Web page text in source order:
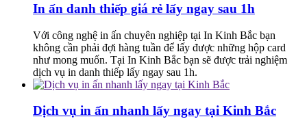
In ấn danh thiếp giá rẻ lấy ngay sau 1h
Với công nghệ in ấn chuyên nghiệp tại In Kinh Bắc bạn
không cần phải đợi hàng tuần để lấy được những hộp card
như mong muốn. Tại In Kinh Bắc bạn sẽ được trải nghiệm
dịch vụ in danh thiếp lấy ngay sau 1h.
Dịch vụ in ấn nhanh lấy ngay tại Kinh Bắc